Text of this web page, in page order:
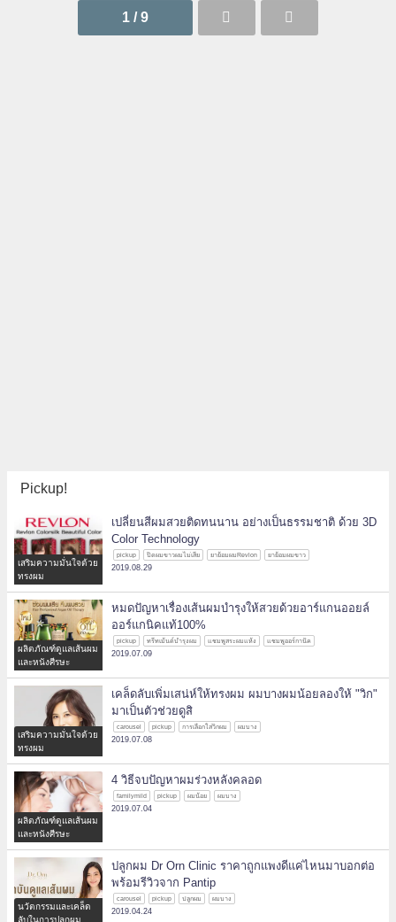
1 / 9
Pickup!
เสริมความมั่นใจด้วย
ทรงผม
เปลี่ยนสีผมสวยติดทนนาน อย่างเป็นธรรมชาติ ด้วย 3D
Color Technology
pickup ปิดผมขาวผมไม่เสีย ยาย้อมผมRevlon ยาย้อมผมขาว
2019.08.29
ผลิตภัณฑ์ดูแลเส้นผม
และหนังศีรษะ
หมดปัญหาเรื่องเส้นผมบำรุงให้สวยด้วยอาร์แกนออยล์
ออร์แกนิคแท้100%
pickup ทรีทเม้นต์บำรุงผม แชมพูสระผมแห้ง แชมพูออร์กานิค
2019.07.09
เสริมความมั่นใจด้วย
ทรงผม
เคล็ดลับเพิ่มเสน่ห์ให้ทรงผม ผมบางผมน้อยลองให้ "วิก"
มาเป็นตัวช่วยดูสิ
carousel pickup การเลือกใส่วิกผม ผมบาง
2019.07.08
ผลิตภัณฑ์ดูแลเส้นผม
และหนังศีรษะ
4 วิธีจบปัญหาผมร่วงหลังคลอด
familymild pickup ผมน้อย ผมบาง
2019.07.04
นวัตกรรมและเคล็ด
ลับในการปลูกผม
ปลูกผม Dr Orn Clinic ราคาถูกแพงดีแค่ไหนมาบอกต่อ
พร้อมรีวิวจาก Pantip
carousel pickup ปลูกผม ผมบาง
2019.04.24